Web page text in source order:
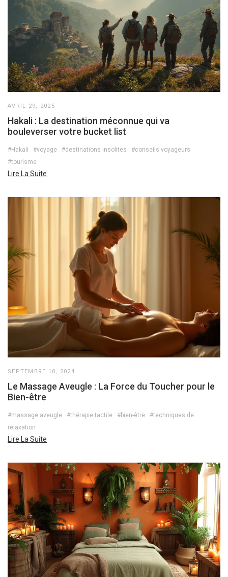
AVRIL 29, 2025
Hakali : La destination méconnue qui va
bouleverser votre bucket list
#Hakali #voyage #destinations insolites
#conseils voyageurs
#tourisme
Lire La Suite
SEPTEMBRE 10, 2024
Le Massage Aveugle : La Force du Toucher pour le
Bien-être
#massage aveugle #thérapie tactile #bien-être
#techniques de
relaxation
Lire La Suite